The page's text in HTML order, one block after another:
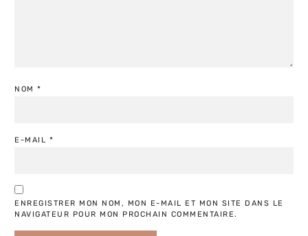
NOM *
E-MAIL *
ENREGISTRER MON NOM, MON E-MAIL ET MON SITE DANS LE
NAVIGATEUR POUR MON PROCHAIN COMMENTAIRE.